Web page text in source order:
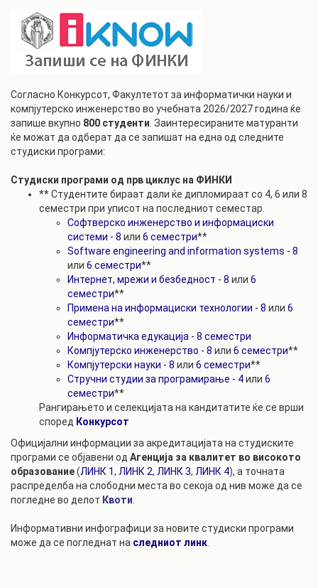
Согласно Конкурсот, Факултетот за информатички науки и
компјутерско инженерство во учебната 2026/2027 година ќе
запише вкупно 800 студенти . Заинтересираните матуранти
ќе можат да одберат да се запишат на една од следните
студиски програми:
Студиски програми од прв циклус на ФИНКИ
** Студентите бираат дали ќе дипломираат со 4, 6 или 8
семестри при уписот на последниот семестар.
Софтверско инженерство и информациски
системи - 8 или 6 семестри**
Software engineering and information systems - 8
или 6 семестри**
Интернет, мрежи и безбедност - 8 или 6
семестри**
Примена на информациски технологии - 8 или 6
семестри**
Информатичка едукација - 8 семестри
Компјутерско инженерство - 8 или 6 семестри**
Компјутерски науки - 8 или 6 семестри**
Стручни студии за програмирање - 4или 6
семестри**
Рангирањето и селекцијата на кандитатите ќе се врши
според Конкурсот
Официјални информации за акредитацијата на студиските
програми се објавени од Агенција за квалитет во високото
образование(ЛИНК 1, ЛИНК 2, ЛИНК 3, ЛИНК 4), а точната
распределба на слободни места во секоја од нив може да се
погледне во делот Квоти
Информативни инфографици за новите студиски програми
може да се погледнат на следниот линк